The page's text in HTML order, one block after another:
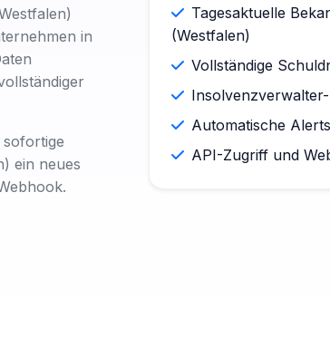
in
ein neues
Tagesaktuelle
(Westfalen)
Vollständige
Automatische
API-Zugriff und